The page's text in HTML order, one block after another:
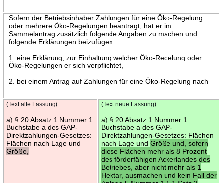
Sofern der Betriebsinhaber Zahlungen für eine Öko-Regelung
oder mehrere Öko-Regelungen beantragt, hat er im
Sammelantrag zusätzlich folgende Angaben zu machen und
folgende Erklärungen beizufügen:
1. eine Erklärung, zur Einhaltung welcher Öko-Regelung oder
Öko-Regelungen er sich verpflichtet,
2. bei einem Antrag auf Zahlungen für eine Öko-Regelung nach
(Text alte Fassung)
a) § 20 Absatz 1 Nummer 1
Buchstabe a des GAP-
Direktzahlungen-Gesetzes:
Flächen nach Lage und
Größe,
(Text neue Fassung)
a) § 20 Absatz 1 Nummer 1
Buchstabe a des GAP-
Direktzahlungen-Gesetzes: Flächen
nach Lage und Größe und, sofern
diese Flächen mehr als 8 Prozent
des förderfähigen Ackerlandes des
Betriebes, aber nicht mehr als 1
Hektar, ausmachen und kein Fall der